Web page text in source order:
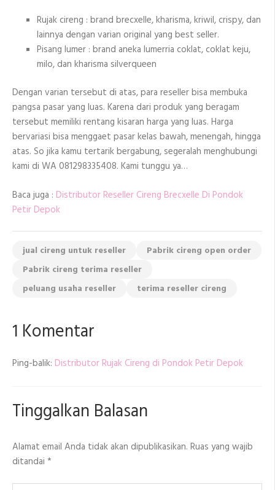
Rujak cireng : brand brecxelle, kharisma, kriwil, crispy, dan
lainnya dengan varian original yang best seller.
Pisang lumer : brand aneka lumerria coklat, coklat keju,
milo, dan kharisma silverqueen
Dengan varian tersebut di atas, para reseller bisa membuka
pangsa pasar yang luas. Karena dari produk yang beragam
tersebut memiliki rentang kisaran harga yang luas. Harga
bervariasi bisa menggaet pasar kelas bawah, menengah, hingga
atas. So jika kamu tertarik bergabung, segeralah menghubungi
kami di WA 081298335408. Kami tunggu ya…
Baca juga : Distributor Reseller Cireng Brecxelle Di Pondok
Petir Depok
jual cireng untuk reseller
Pabrik cireng open order
Pabrik cireng terima reseller
peluang usaha reseller
terima reseller cireng
1 Komentar
Ping-balik: Distributor Rujak Cireng di Pondok Petir Depok
Tinggalkan Balasan
Alamat email Anda tidak akan dipublikasikan. Ruas yang wajib
ditandai *